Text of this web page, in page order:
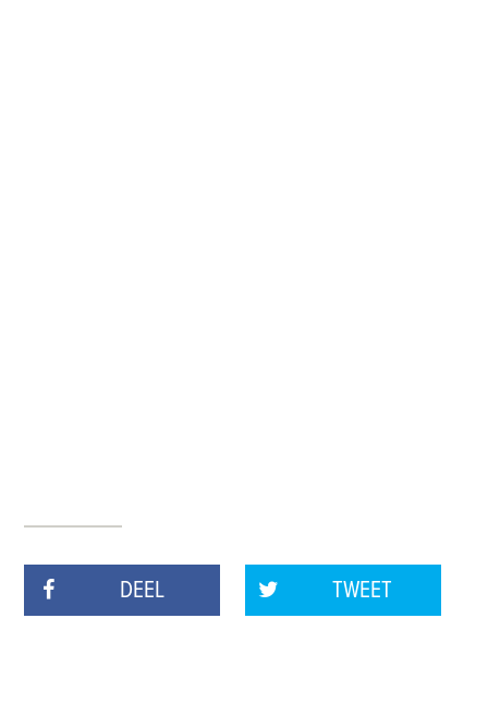
DEEL TWEET